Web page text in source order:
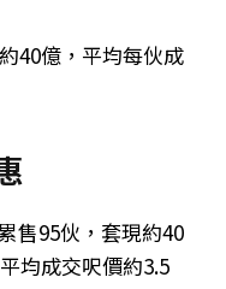
40億，平均每伙成
售95伙，套現約40
均成交呎價約3.5